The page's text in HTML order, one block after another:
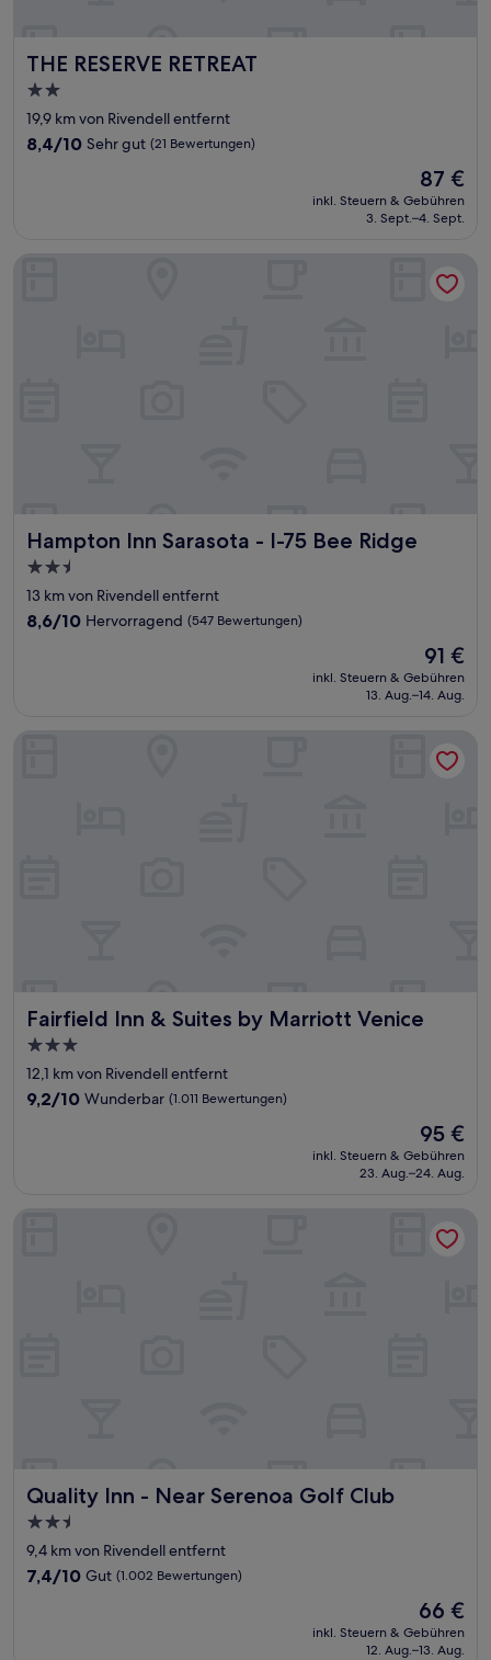
THE RESERVE RETREAT
THE RESERVE RETREAT
2.0-
Sterne-
Unterkunft
19,9 km von Rivendell entfernt
8.4
Bewertungen)
8,4/10 Sehr gut (21 Bewertungen)
Der
Preis
beträgt
87 €
inkl. Steuern & Gebühren
3. Sept.–4. Sept.
Hampton Inn Sarasota - I-75 Bee Ridge
Hampton Inn Sarasota - I-75 Bee Ridge
2.5-
Sterne-
Unterkunft
13 km von Rivendell entfernt
8.6
8,6/10 Hervorragend (547 Bewertungen)
Der
Preis
beträgt
91 €
inkl. Steuern & Gebühren
13. Aug.–14. Aug.
Hampton Inn Sarasota - I-75 Bee Ridge
Fairfield Inn & Suites by Marriott Venice
Fairfield Inn & Suites by Marriott Venice
3.0-
Sterne-
Unterkunft
12,1 km von Rivendell entfernt
9.2
9,2/10 Wunderbar (1.011 Bewertungen)
Der
Preis
beträgt
95 €
inkl. Steuern & Gebühren
23. Aug.–24. Aug.
Quality Inn - Near Serenoa Golf Club
Quality Inn - Near Serenoa Golf Club
2.5-
Sterne-
Unterkunft
9,4 km von Rivendell entfernt
7.4
7,4/10 Gut (1.002 Bewertungen)
Der
Preis
beträgt
66 €
inkl. Steuern & Gebühren
12. Aug.–13. Aug.
Quality Inn - Near Serenoa Golf Club